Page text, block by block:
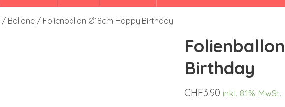
/ Ballone / Folienballon Ø18cm Happy Birthday
Birthday
CHF3.90 inkl. 8.1% MwSt.